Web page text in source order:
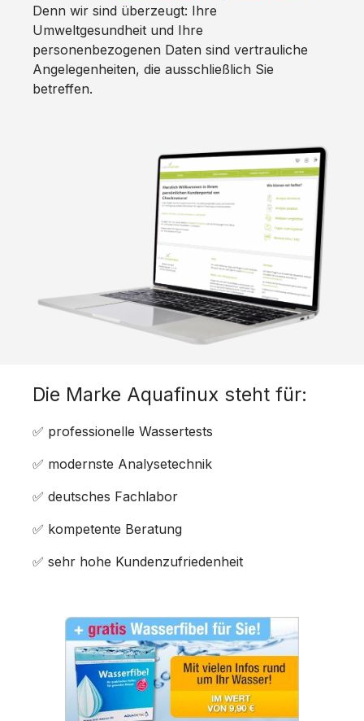
Denn wir sind überzeugt: Ihre
Umweltgesundheit und Ihre
personenbezogenen Daten sind vertrauliche
Angelegenheiten, die ausschließlich Sie
betreffen.
Die Marke Aquafinux steht für:
✅ professionelle Wassertests
✅ modernste Analysetechnik
✅ deutsches Fachlabor
✅ kompetente Beratung
✅ sehr hohe Kundenzufriedenheit